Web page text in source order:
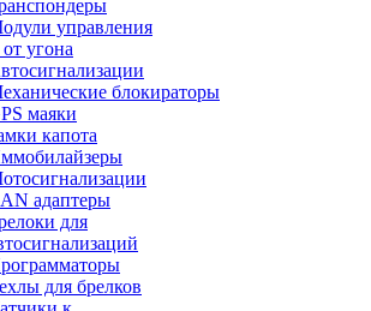
управления
угона
блoкираторы
маяки
капота
адаптеры
для
для брелков